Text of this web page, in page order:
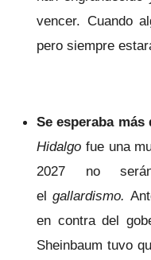
vencer. Cuando
pero siempre
Se esperaba más
Hidalgo fue una
2027 no
el gallardismo.
en contra del
Sheinbaum tuvo